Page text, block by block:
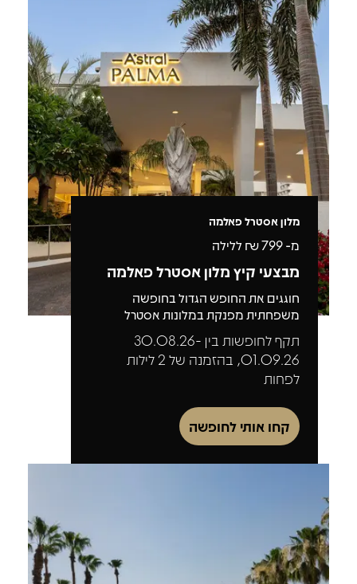
מלון אסטרל פאלמה
מ-799₪ ללילה
מבצעי קיץ מלון אסטרל פאלמה
חוגגים את החופש הגדול בחופשה
משפחתית מפנקת במלונות אסטרל
תקף לחופשות בין 30.08.26-
01.09.26, בהזמנה של 2 לילות
לפחות
קחו אותי לחופשה